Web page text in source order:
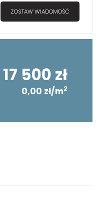
ZOSTAW WIADOMOŚĆ
17 500 zł
0,00 zł/m2